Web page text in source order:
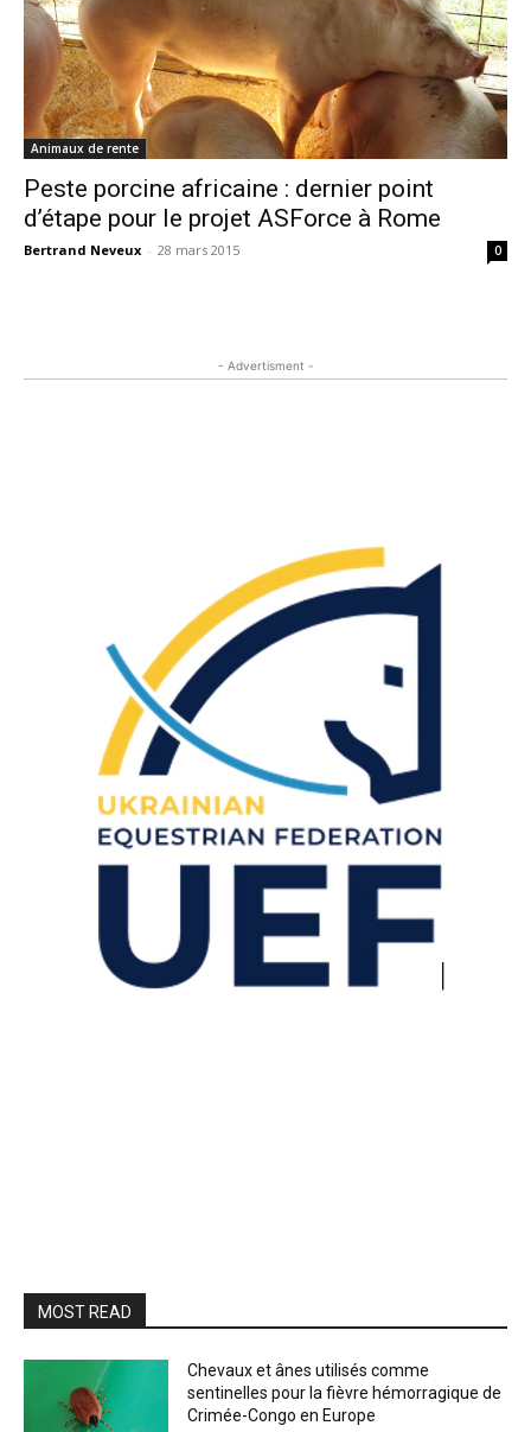
Animaux de rente
Peste porcine africaine : dernier point
d’étape pour le projet ASForce à Rome
Bertrand Neveux - 28 mars 2015 0
- Advertisment -
MOST READ
Chevaux et ânes utilisés comme
sentinelles pour la fièvre hémorragique de
Crimée-Congo en Europe